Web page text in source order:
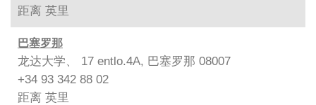
距离 英里
巴塞罗那
龙达大学、 17 entlo.4A, 巴塞罗那 08007
+34 93 342 88 02
距离 英里